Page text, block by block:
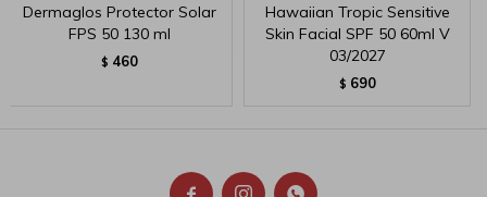
Dermaglos Protector Solar
FPS 50 130 ml
$ 460
Hawaiian Tropic Sensitive
Skin Facial SPF 50 60ml V
03/2027
$ 690
  